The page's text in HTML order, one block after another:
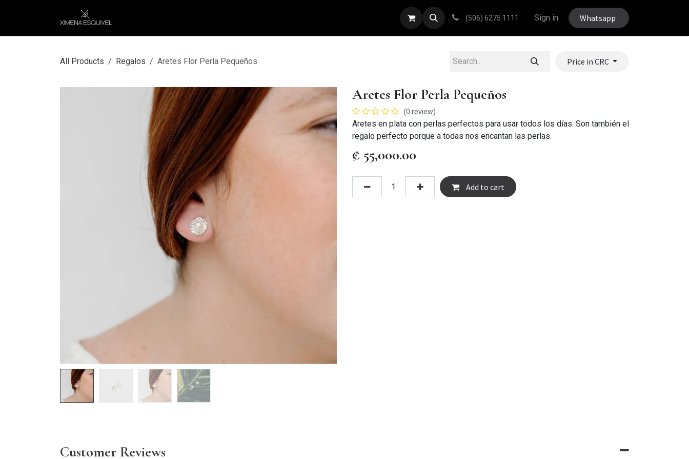
PULSERAS (506) 6275 1111 Sign in Whatsapp
All Products Regalos Aretes Flor Perla Pequeños Price in CRC
Aretes Flor Perla Pequeños
(0 review)
Aretes en plata con perlas perfectos para usar todos los días. Son también el
regalo perfecto porque a todas nos encantan las perlas.
₡ 55,000.00
Add to cart
Customer Reviews